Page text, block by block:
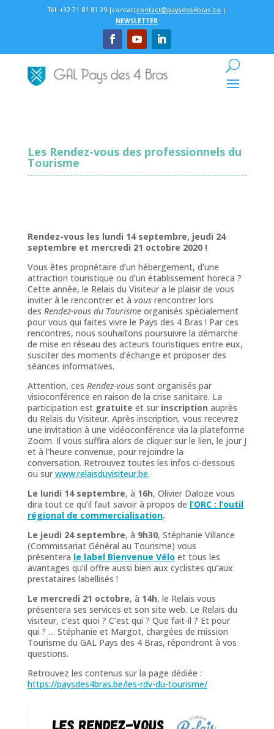
Tél. +32 71 81 81 29 |contactcontact@paysdes4bras.be |
NEWSLETTER
Les Rendez-vous des professionnels du
Tourisme
Rendez-vous les lundi 14 septembre, jeudi 24
septembre et mercredi 21 octobre 2020 !
Vous êtes propriétaire d’un hébergement, d’une
attraction touristique ou d’un établissement horeca ?
Cette année, le Relais du Visiteur a le plaisir de vous
inviter à le rencontrer et à vousrencontrer lors
des Rendez-vous du Tourismeorganisés spécialement
pour vous qui faites vivre le Pays des 4 Bras ! Par ces
rencontres, nous souhaitons poursuivre la démarche
de mise en réseau des acteurs touristiques entre eux,
susciter des moments d’échange et proposer des
séances informatives.
Attention, ces Rendez-voussont organisés par
visioconférence en raison de la crise sanitaire. La
participation est gratuite et sur inscription auprès
du Relais du Visiteur. Après inscription, vous recevrez
une invitation à une vidéoconférence via la plateforme
Zoom. Il vous suffira alors de cliquer sur le lien, le jour J
et à l’heure convenue, pour rejoindre la
conversation. Retrouvez toutes les infos ci-dessous
ou sur www.relaisduvisiteur.be.
Le lundi 14 septembre, à 16h, Olivier Daloze vous
dira tout ce qu’il faut savoir à propos de l’ORC : l’outil
régional de commercialisation.
Le jeudi 24 septembre, à 9h30, Stéphanie Villance
(Commissariat Général au Tourisme) vous
présentera le label Bienvenue Vélo et tous les
avantages qu’il offre aussi bien aux cyclistes qu’aux
prestataires labellisés !
Le mercredi 21 octobre, à 14h, le Relais vous
présentera ses services et son site web. Le Relais du
visiteur, c’est quoi ? C’est qui ? Que fait-il ? Et pour
qui ? … Stéphanie et Margot, chargées de mission
Tourisme du GAL Pays des 4 Bras, répondront à vos
questions.
Retrouvez les contenus sur la page dédiée :
https://paysdes4bras.be/les-rdv-du-tourisme/